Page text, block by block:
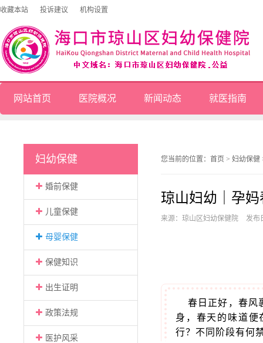
收藏本站 投诉建议 机构设置
网站首页 医院概况 新闻动态 就医指南
妇幼保健
婚前保健
儿童保健
母婴保健
保健知识
出生证明
政策法规
医护风采
您当前的位置： 首页 > 妇幼保健
琼山妇幼｜孕
来源：琼山区妇幼保健院 发布
春日正好，春风
身，春天的味道
行？不同阶段有何